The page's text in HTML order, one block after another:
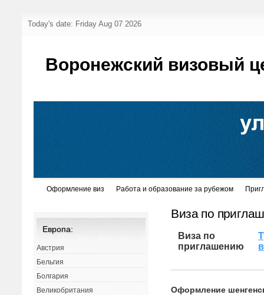
Today's date: Friday Aug 07 2026
Воронежский визовый
Оформление виз Работа и образование за рубежом
Виза по
Виза по
приглашению
Оформление
Европа:
Австрия
Бельгия
Болгария
Великобритания